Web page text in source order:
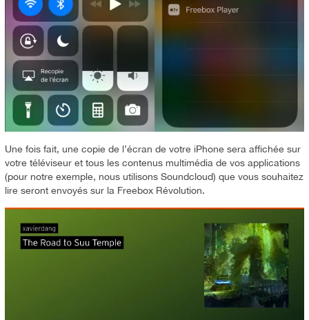
Une fois fait, une copie de l’écran de votre iPhone sera affichée sur
votre téléviseur et tous les contenus multimédia de vos applications
(pour notre exemple, nous utilisons Soundcloud) que vous souhaitez
lire seront envoyés sur la Freebox Révolution.